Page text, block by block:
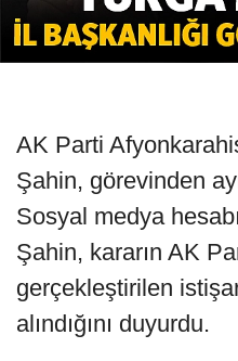
AK Parti
Şahin, görevinden
Sosyal medya
Şahin, kararın AK
gerçekleştirilen
alındığını duyurdu.